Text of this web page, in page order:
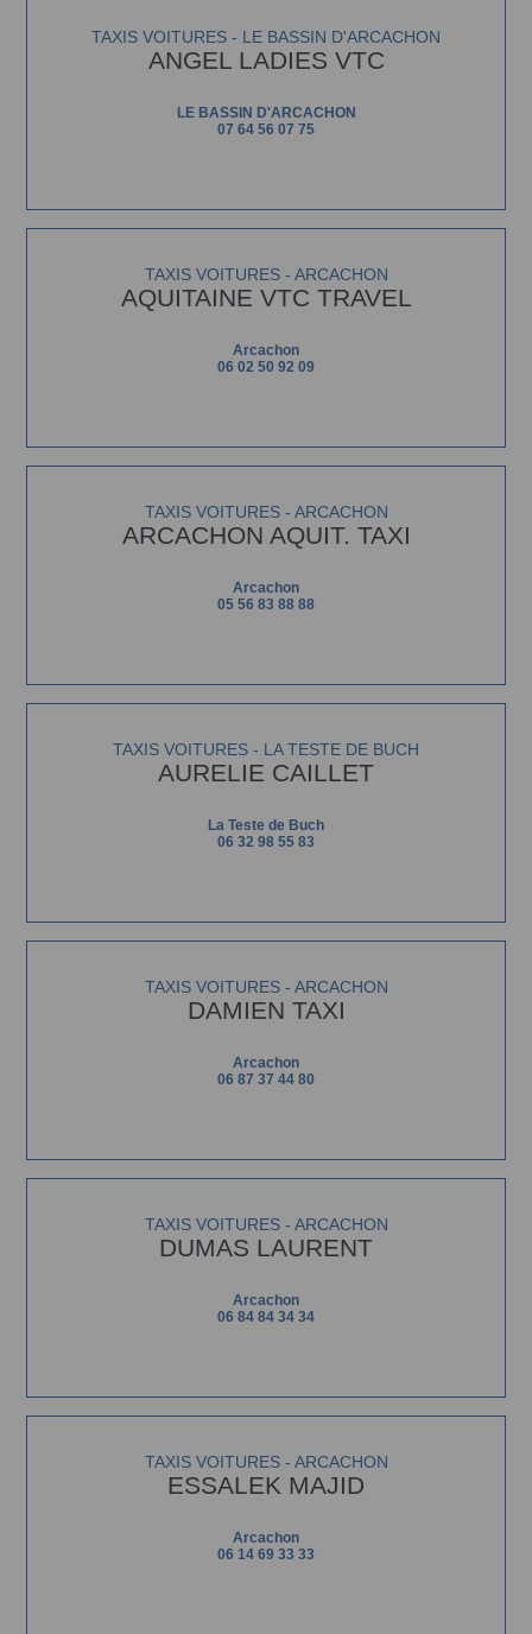
TAXIS VOITURES - LE BASSIN D'ARCACHON
ANGEL LADIES VTC
LE BASSIN D'ARCACHON
07 64 56 07 75
TAXIS VOITURES - ARCACHON
AQUITAINE VTC TRAVEL
Arcachon
06 02 50 92 09
TAXIS VOITURES - ARCACHON
ARCACHON AQUIT. TAXI
Arcachon
05 56 83 88 88
TAXIS VOITURES - LA TESTE DE BUCH
AURELIE CAILLET
La Teste de Buch
06 32 98 55 83
TAXIS VOITURES - ARCACHON
DAMIEN TAXI
Arcachon
06 87 37 44 80
TAXIS VOITURES - ARCACHON
DUMAS LAURENT
Arcachon
06 84 84 34 34
TAXIS VOITURES - ARCACHON
ESSALEK MAJID
Arcachon
06 14 69 33 33